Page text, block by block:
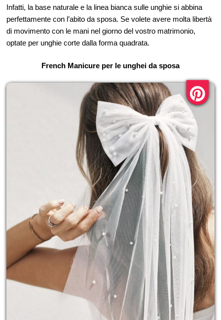
Infatti, la base naturale e la linea bianca sulle unghie si abbina
perfettamente con l’abito da sposa. Se volete avere molta libertà
di movimento con le mani nel giorno del vostro matrimonio,
optate per unghie corte dalla forma quadrata.
French Manicure per le unghei da sposa